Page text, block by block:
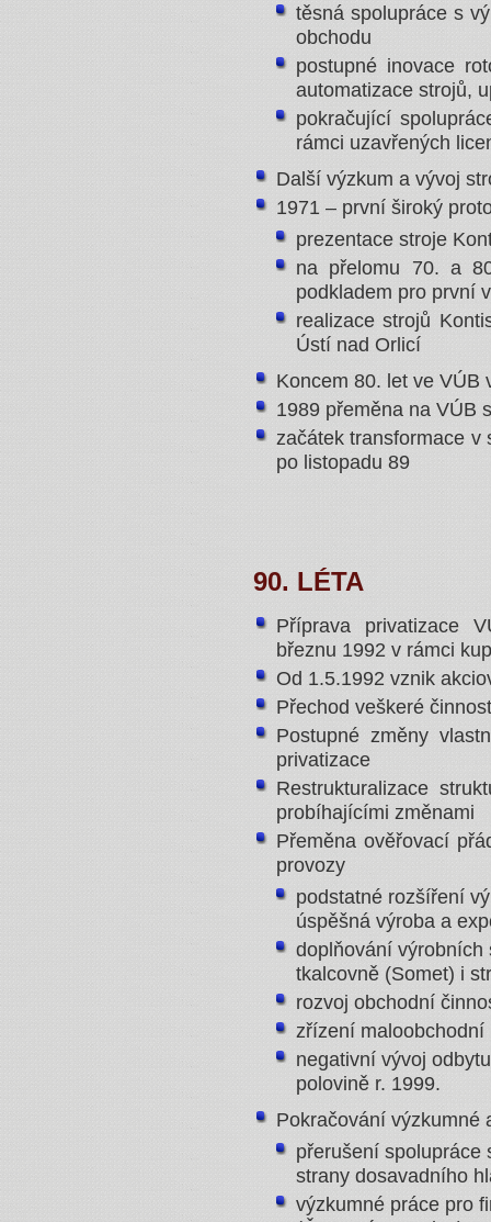
těsná spolupráce s
obchodu
postupné inovace
automatizace strojů,
pokračující
rámci uzavřených
Další výzkum a vývoj
1971 – první široký
prezentace stroje
na přelomu 70. a
podkladem pro první
realizace strojů
Ústí nad Orlicí
Koncem 80. let ve VÚB
1989 přeměna na VÚB
začátek transformace v
po listopadu 89
90. LÉTA
Příprava privatizace
březnu 1992 v rámci
Od 1.5.1992 vznik
Přechod veškeré
Postupné změny
privatizace
Restrukturalizace
probíhajícími změnami
Přeměna ověřovací
provozy
podstatné rozšíření
úspěšná výroba a
doplňování výrobních
tkalcovně (Somet) i
rozvoj obchodní
zřízení
negativní vývoj
polovině r. 1999.
Pokračování výzkumné
přerušení spolupráce
strany dosavadního
výzkumné práce pro